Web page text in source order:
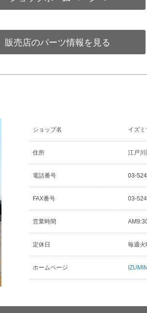
販売店のパーツ情報を見る
ショップ名 イズミ
住所 江戸
電話番号 03-
FAX番号 03-
営業時間
定休日 毎週
ホームページ